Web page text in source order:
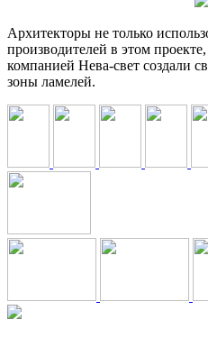
Архитекторы не только
производителей в этом
компанией Нева-свет создали
зоны ламелей.